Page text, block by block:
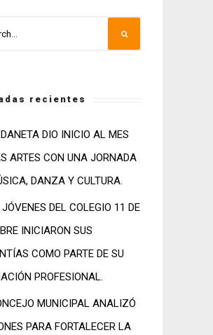
recientes
DIO INICIO AL MES
ARTES CON UNA JORNADA
DANZA Y CULTURA.
DEL COLEGIO 11 DE
INICIARON SUS
COMO PARTE DE SU
PROFESIONAL.
MUNICIPAL ANALIZÓ
PARA FORTALECER LA